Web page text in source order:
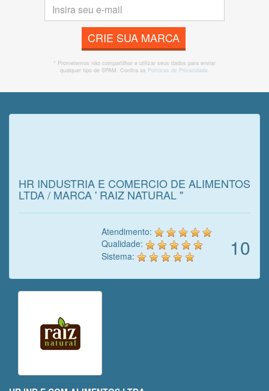
CRIE SUA MARCA
* Prometemos não compartilhar e utilizar seus dados para enviar
qualquer tipo de SPAM. Confira as Políticas de Privacidade.
HR INDUSTRIA E COMERCIO DE ALIMENTOS
LTDA / MARCA ' RAIZ NATURAL "
10
Atendimento:
Qualidade:
Sistema: